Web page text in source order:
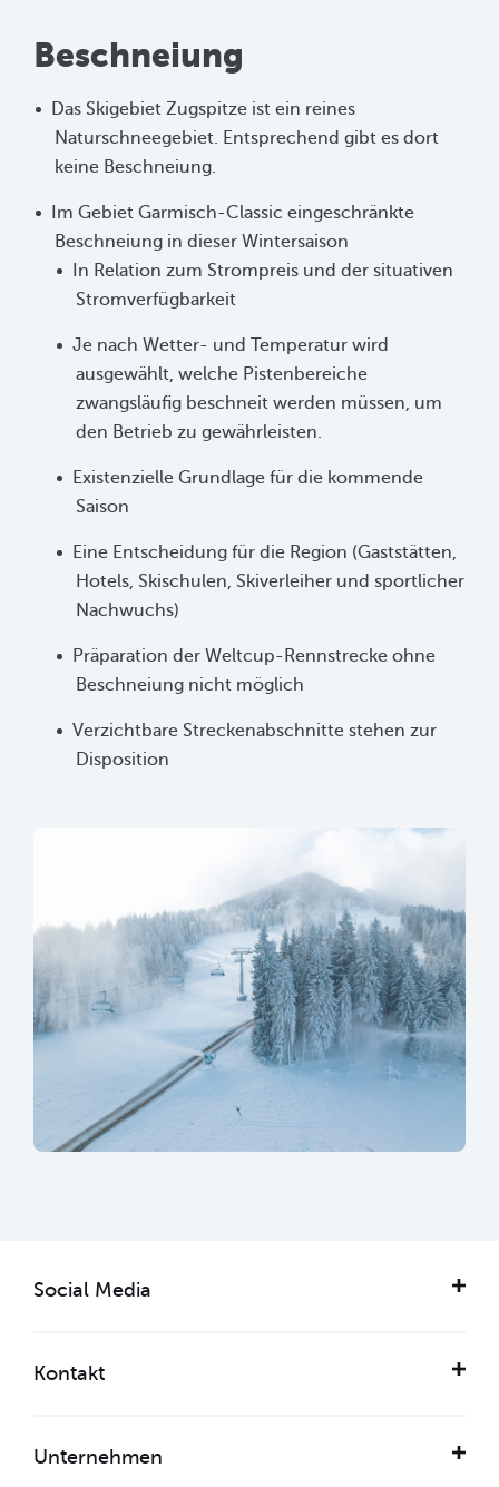
Beschneiung
Das Skigebiet Zugspitze ist ein reines
Naturschneegebiet. Entsprechend gibt es dort
keine Beschneiung.
Im Gebiet Garmisch-Classic eingeschränkte
Beschneiung in dieser Wintersaison
In Relation zum Strompreis und der situativen
Stromverfügbarkeit
Je nach Wetter- und Temperatur wird
ausgewählt, welche Pistenbereiche
zwangsläufig beschneit werden müssen, um
den Betrieb zu gewährleisten.
Existenzielle Grundlage für die kommende
Saison
Eine Entscheidung für die Region (Gaststätten,
Hotels, Skischulen, Skiverleiher und sportlicher
Nachwuchs)
Präparation der Weltcup-Rennstrecke ohne
Beschneiung nicht möglich
Verzichtbare Streckenabschnitte stehen zur
Disposition
Social Media
Kontakt
Unternehmen